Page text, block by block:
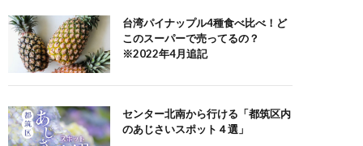
台湾パイナップル4種食べ比べ！ど
このスーパーで売ってるの？
※2022年4月追記
センター北南から行ける「都筑区内
のあじさいスポット４選」